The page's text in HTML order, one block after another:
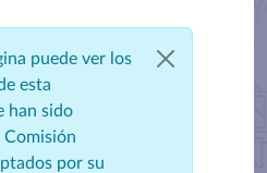
puede ver los
esta
han sido
por su